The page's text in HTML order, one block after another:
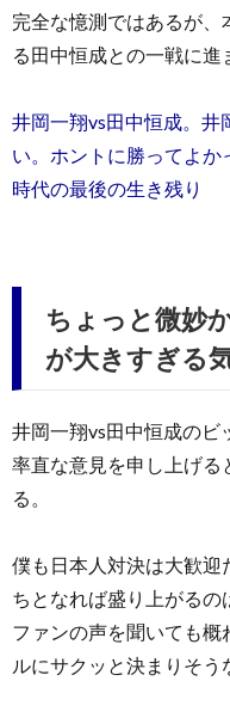
完全な憶測ではあるが、
る田中恒成との一戦に進
井岡一翔vs田中恒成。井
い。ホントに勝ってよ
時代の最後の生き残り
ちょっと微妙
が大きすぎる
井岡一翔vs田中恒成のビ
率直な意見を申し上げる
る。
僕も日本人対決は大歓
ちとなれば盛り上がるの
ファンの声を聞いても
ルにサクッと決まりそう